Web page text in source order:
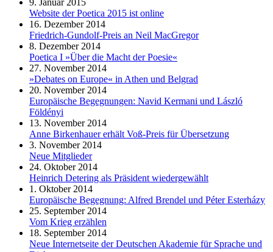
Website der Poetica 2015 ist online
16. Dezember 2014
Friedrich-Gundolf-Preis an Neil MacGregor
8. Dezember 2014
Poetica I »Über die Macht der Poesie«
27. November 2014
»Debates on Europe« in Athen und Belgrad
20. November 2014
Europäische Begegnungen: Navid Kermani und László
Földényi
13. November 2014
Anne Birkenhauer erhält Voß-Preis für Übersetzung
3. November 2014
Neue Mitglieder
24. Oktober 2014
Heinrich Detering als Präsident wiedergewählt
1. Oktober 2014
Europäische Begegnung: Alfred Brendel und Péter Esterházy
25. September 2014
Vom Krieg erzählen
18. September 2014
Neue Internetseite der Deutschen Akademie für Sprache und